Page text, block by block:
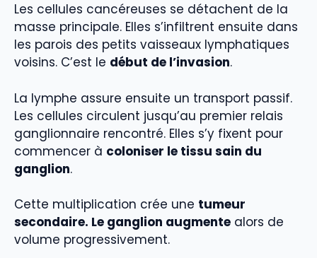
Les cellules cancéreuses se détachent de la
masse principale. Elles s’infiltrent ensuite dans
les parois des petits vaisseaux lymphatiques
voisins. C’est le début de l’invasion.
La lymphe assure ensuite un transport passif.
Les cellules circulent jusqu’au premier relais
ganglionnaire rencontré. Elles s’y fixent pour
commencer à coloniser le tissu sain du
ganglion.
Cette multiplication crée une tumeur
secondaire. Le ganglion augmente alors de
volume progressivement.